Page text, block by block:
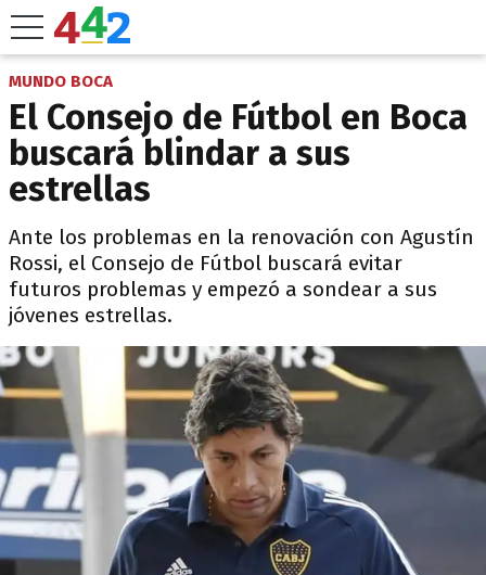
MUNDO BOCA
El Consejo de Fútbol en Boca
buscará blindar a sus
estrellas
Ante los problemas en la renovación con Agustín
Rossi, el Consejo de Fútbol buscará evitar
futuros problemas y empezó a sondear a sus
jóvenes estrellas.